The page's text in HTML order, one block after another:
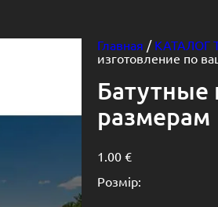
Главная / КАТАЛОГ
изготовление по
Батутные
размерам
1.00€
Розмір: